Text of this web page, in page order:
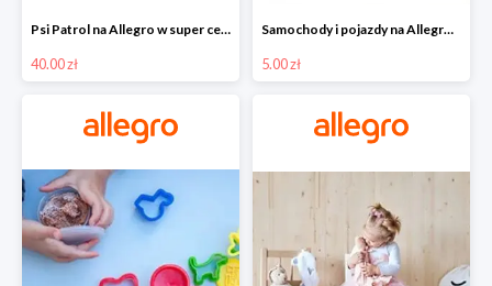
Psi Patrol na Allegro w super cenach od 40 zł
40.00 zł
Samochody i pojazdy na Allegro w super cenach od 5 zł
5.00 zł